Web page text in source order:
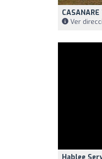
CASANARE
Ver
Hablee